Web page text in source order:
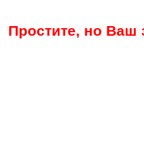
Простите, но Ваш